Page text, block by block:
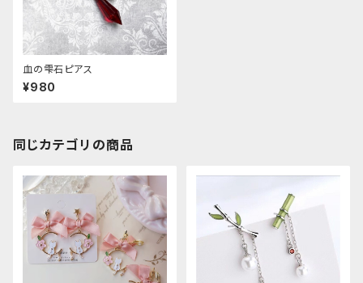
血の雫石ピアス
¥980
同じカテゴリの商品